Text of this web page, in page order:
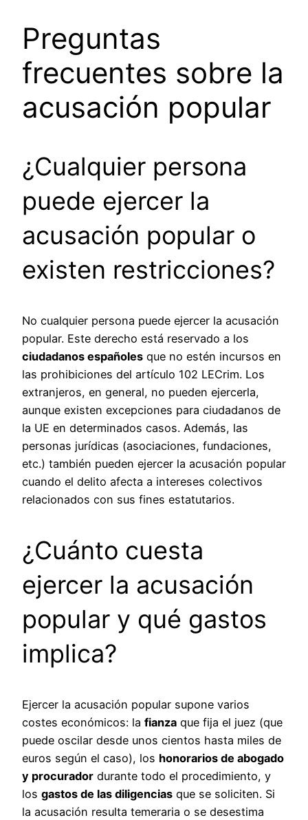
Preguntas
frecuentes sobre la
acusación popular
¿Cualquier persona
puede ejercer la
acusación popular o
existen restricciones?
No cualquier persona puede ejercer la acusación
popular. Este derecho está reservado a los
ciudadanos españoles que no estén incursos en
las prohibiciones del artículo 102 LECrim. Los
extranjeros, en general, no pueden ejercerla,
aunque existen excepciones para ciudadanos de
la UE en determinados casos. Además, las
personas jurídicas (asociaciones, fundaciones,
etc.) también pueden ejercer la acusación popular
cuando el delito afecta a intereses colectivos
relacionados con sus fines estatutarios.
¿Cuánto cuesta
ejercer la acusación
popular y qué gastos
implica?
Ejercer la acusación popular supone varios
costes económicos: la fianza que fija el juez (que
puede oscilar desde unos cientos hasta miles de
euros según el caso), los honorarios de abogado
y procurador durante todo el procedimiento, y
los gastos de las diligencias que se soliciten. Si
la acusación resulta temeraria o se desestima